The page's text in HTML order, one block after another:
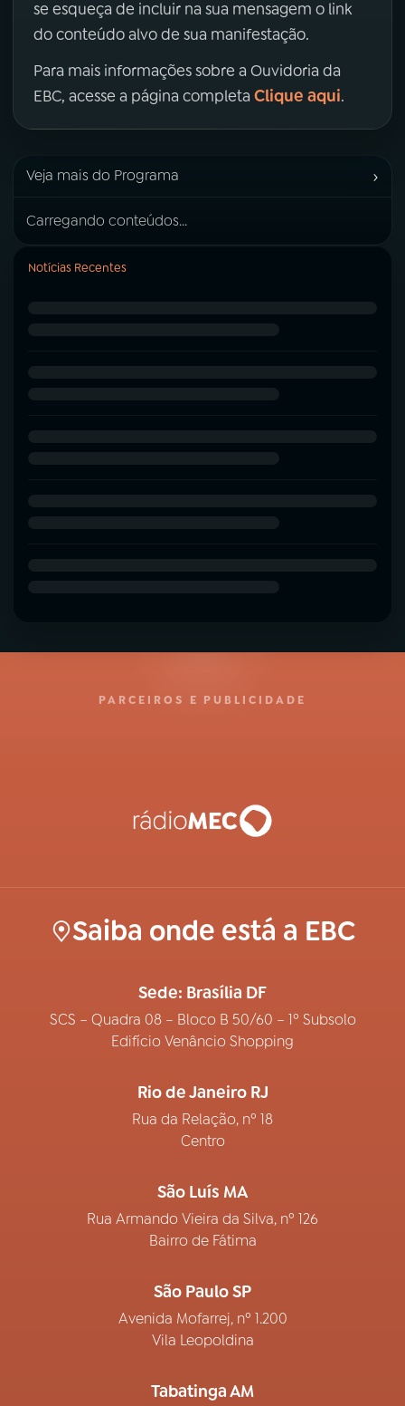
se esqueça de incluir na sua mensagem o link
do conteúdo alvo de sua manifestação.
Para mais informações sobre a Ouvidoria da
EBC, acesse a página completa Clique aqui.
Veja mais do Programa ›
Carregando conteúdos...
Notícias Recentes
PARCEIROS E PUBLICIDADE
Saiba onde está a EBC
Sede: Brasília DF
SCS – Quadra 08 – Bloco B 50/60 – 1º Subsolo
Edifício Venâncio Shopping
Rio de Janeiro RJ
Rua da Relação, nº 18
Centro
São Luís MA
Rua Armando Vieira da Silva, nº 126
Bairro de Fátima
São Paulo SP
Avenida Mofarrej, nº 1.200
Vila Leopoldina
Tabatinga AM